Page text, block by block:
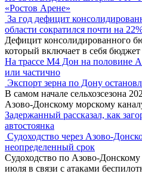
«Ростов Арене»
За год дефицит
области сократился почти на
Дефицит консолидированного
который включает в себя бюджет
На трассе М4 Дон на половине
или частично
Экспорт зерна по Дону
В самом начале сельхозсезона
Азово-Донскому морскому
Задержанный рассказал, как
автостоянка
Судоходство через Азово-
неопределенный срок
Судоходство по Азово-
июля в связи с атаками